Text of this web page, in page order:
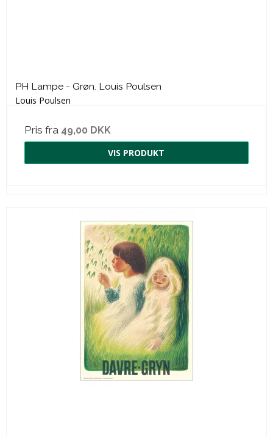
PH Lampe - Grøn. Louis Poulsen
Louis Poulsen
Pris fra 49,00 DKK
VIS PRODUKT